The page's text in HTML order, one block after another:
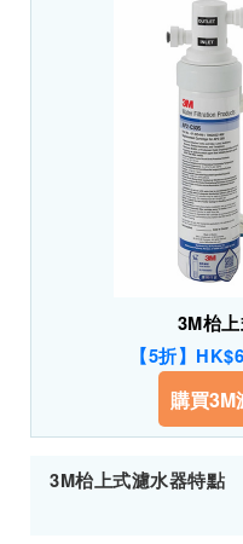
3M枱
【5折】
購買3M
3M枱上式濾水器特點